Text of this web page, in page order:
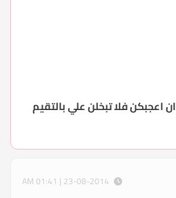
ان اعجبكن فلا تبخلن علي بالتقيم